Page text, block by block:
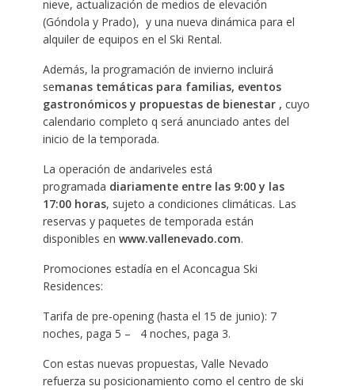
nieve, actualización de medios de elevación
(Góndola y Prado), y una nueva dinámica para el
alquiler de equipos en el Ski Rental.
Además, la programación de invierno incluirá
semanas temáticas para familias, eventos
gastronómicos y propuestas de bienestar , cuyo
calendario completo q será anunciado antes del
inicio de la temporada.
La operación de andariveles está
programada diariamente entre las 9:00 y las
17:00 horas, sujeto a condiciones climáticas. Las
reservas y paquetes de temporada están
disponibles en www.vallenevado.com.
Promociones estadía en el Aconcagua Ski
Residences:
Tarifa de pre-opening (hasta el 15 de junio): 7
noches, paga 5 – 4 noches, paga 3.
Con estas nuevas propuestas, Valle Nevado
refuerza su posicionamiento como el centro de ski